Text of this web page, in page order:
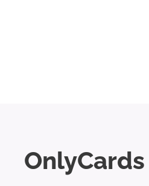
OnlyCards